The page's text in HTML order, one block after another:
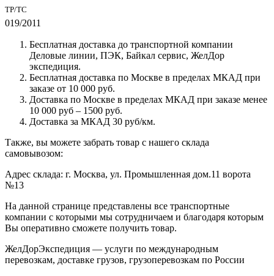
ТР/ТС
019/2011
Бесплатная доставка до транспортной компании
Деловые линии, ПЭК, Байкал сервис, ЖелДор
экспедиция.
Бесплатная доставка по Москве в пределах МКАД при
заказе от 10 000 руб.
Доставка по Москве в пределах МКАД при заказе менее
10 000 руб – 1500 руб.
Доставка за МКАД 30 руб/км.
Также, вы можете забрать товар с нашего склада
самовывозом:
Адрес склада: г. Москва, ул. Промышленная дом.11 ворота
№13
На данной странице представлены все транспортные
компании с которыми мы сотрудничаем и благодаря которым
Вы оперативно сможете получить товар.
ЖелДорЭкспедиция — услуги по международным
перевозкам, доставке грузов, грузоперевозкам по России